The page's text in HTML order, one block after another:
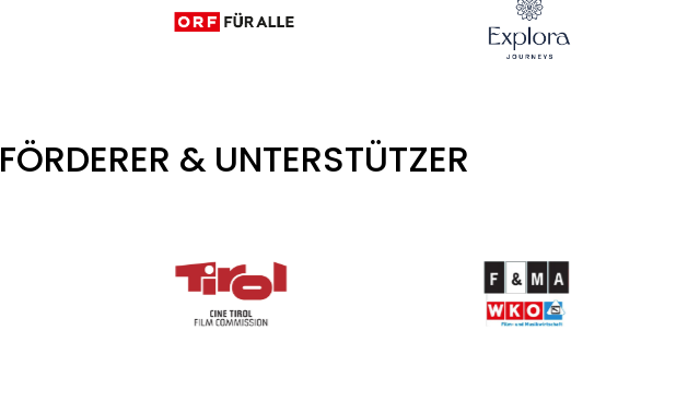
FÖRDERER & UNTERSTÜTZER